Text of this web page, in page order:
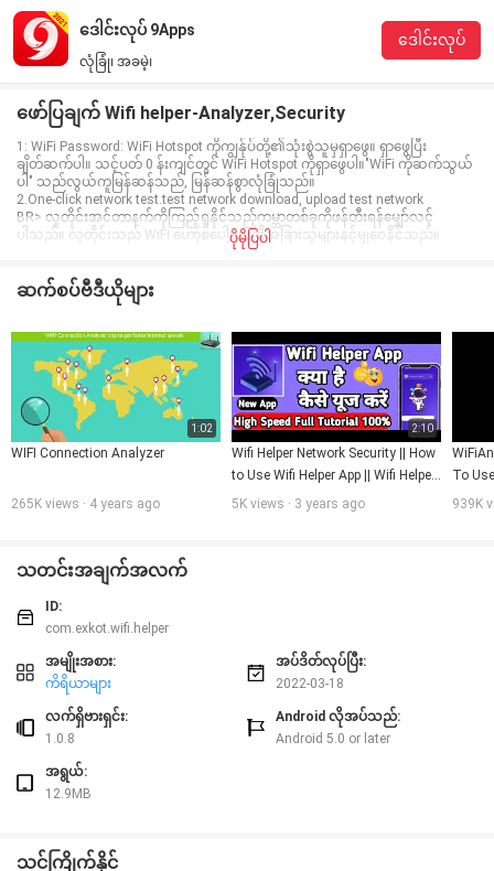
ဒေါင်းလုပ် 9Apps
လုံခြုံ၊ အခမဲ့၊
ဒေါင်းလုပ်
ဖော်ပြချက် Wifi helper-Analyzer,Security
1: WiFi Password: WiFi Hotspot ကိုကျွန်ုပ်တို့၏သုံးစွဲသူမှရှာဖွေ။ ရှာဖွေပြီး
ချိတ်ဆက်ပါ။ သင့်ပတ် 0 န်းကျင်တွင် WiFi Hotspot ကိုရှာဖွေပါ။"WiFi ကိုဆက်သွယ်
ပါ" သည်လွယ်ကူမြန်ဆန်သည်, မြန်ဆန်စွာလုံခြုံသည်။
2.One-click network test.test network download, upload test network
BR> လူတိုင်းအင်တာနက်ကိုကြည့်ရှုနိုင်သည့်ကမ္ဘာတစ်ခုကိုဖန်တီးရန်မျှော်လင့်
ပါသည်။ လူတိုင်းသည် WiFi ဟော့စပေါ့များကိုအခြားသူများနှင့်မျှဝေနိုင်သည်။
ပိုမိုပြပါ
ဆက်စပ်ဗီဒီယိုများ
1:02
WIFI Connection Analyzer
265K views · 4 years ago
2:10
Wifi Helper Network Security || How
to Use Wifi Helper App || Wifi Helper
kaise Use kare
5K views · 3 years ago
To Use
939K
သတင်းအချက်အလက်
ID:
com.exkot.wifi.helper
အမျိုးအစား:
ကိရိယာများ
အပ်ဒိတ်လုပ်ပြီး:
2022-03-18
လက်ရှိဗားရှင်း:
1.0.8
Android လိုအပ်သည်:
Android 5.0 or later
အရွယ်:
12.9MB
သင်ကြိုက်နိုင်